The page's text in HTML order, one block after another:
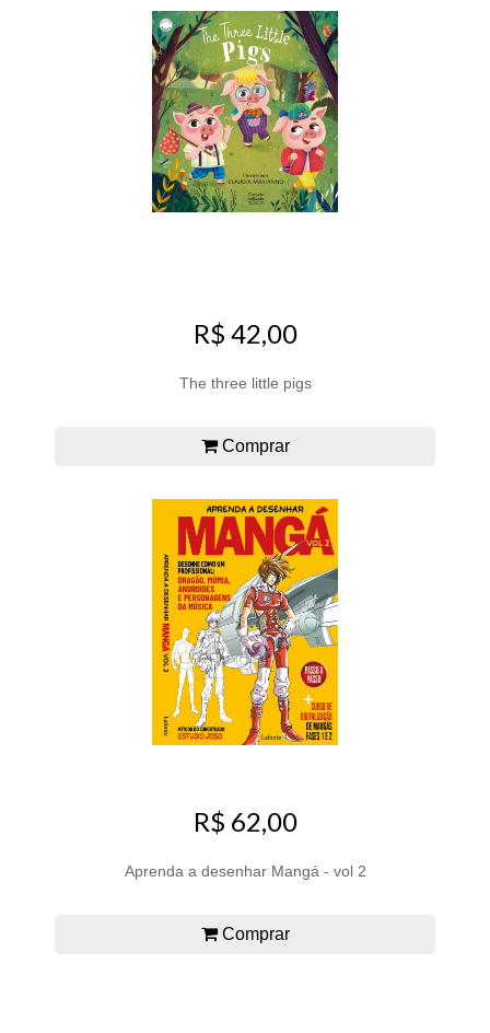
R$ 42,00
The three little pigs
Comprar
R$ 62,00
Aprenda a desenhar Mangá - vol 2
Comprar